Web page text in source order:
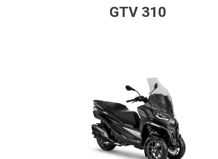
GTV 310